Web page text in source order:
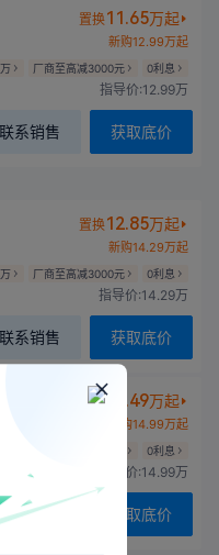
置换11.65万起
新购12.99万起
厂商至高减3000元 0利息
指导价:12.99万
联系销售 获取底价
置换12.85万起
新购14.29万起
厂商至高减3000元 0利息
指导价:14.29万
联系销售 获取底价
置换13.49万起
新购14.99万起
0利息
指导价:14.99万
联系销售 获取底价